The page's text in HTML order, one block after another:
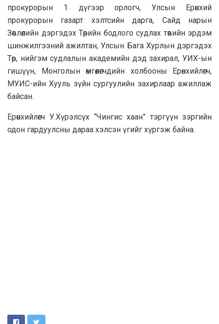
прокурорын 1 дүгээр орлогч, Улсын Ерөнхий
прокурорын газарт хэлтсийн дарга, Сайд нарын
Зөвлөлийн дэргэдэх Төрийн бодлого судлах төвийн эрдэм
шинжилгээний ажилтан, Улсын Бага Хурлын дэргэдэх
Төр, нийгэм судлалын академийн дэд захирал, УИХ-ын
гишүүн, Монголын өмгөөлөгчдийн холбооны Ерөнхийлөгч,
МУИС-ийн Хууль зүйн сургуулийн захирлаар ажиллаж
байсан.
Ерөнхийлөгч У.Хүрэлсүх “Чингис хаан” тэргүүн зэргийн
одон гардуулсны дараа хэлсэн үгийг хүргэж байна.